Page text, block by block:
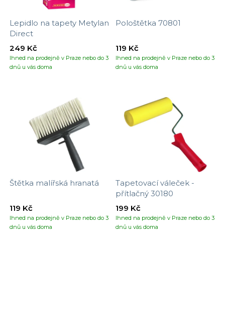
Lepidlo na tapety Metylan
Direct
Ihned na prodejně v Praze nebo do 3
dnů u vás doma
249 Kč
Pološtětka 70801
Ihned na prodejně v Praze nebo do 3
dnů u vás doma
119 Kč
Štětka malířská hranatá
Ihned na prodejně v Praze nebo do 3
dnů u vás doma
119 Kč
Tapetovací váleček -
přítlačný 30180
Ihned na prodejně v Praze nebo do 3
dnů u vás doma
199 Kč